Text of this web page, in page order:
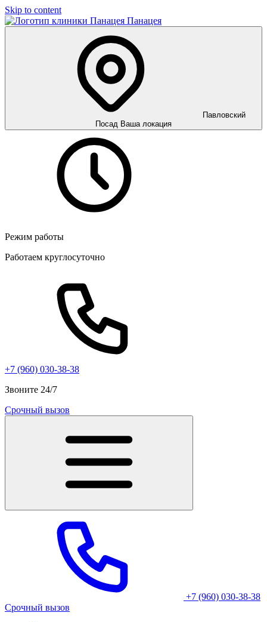
Skip to content
Панацея
Павловский
Посад Ваша локация
Режим работы
Работаем круглосуточно
+7 (960) 030-38-38
Звоните 24/7
Срочный вызов
+7 (960) 030-38-38
Срочный вызов